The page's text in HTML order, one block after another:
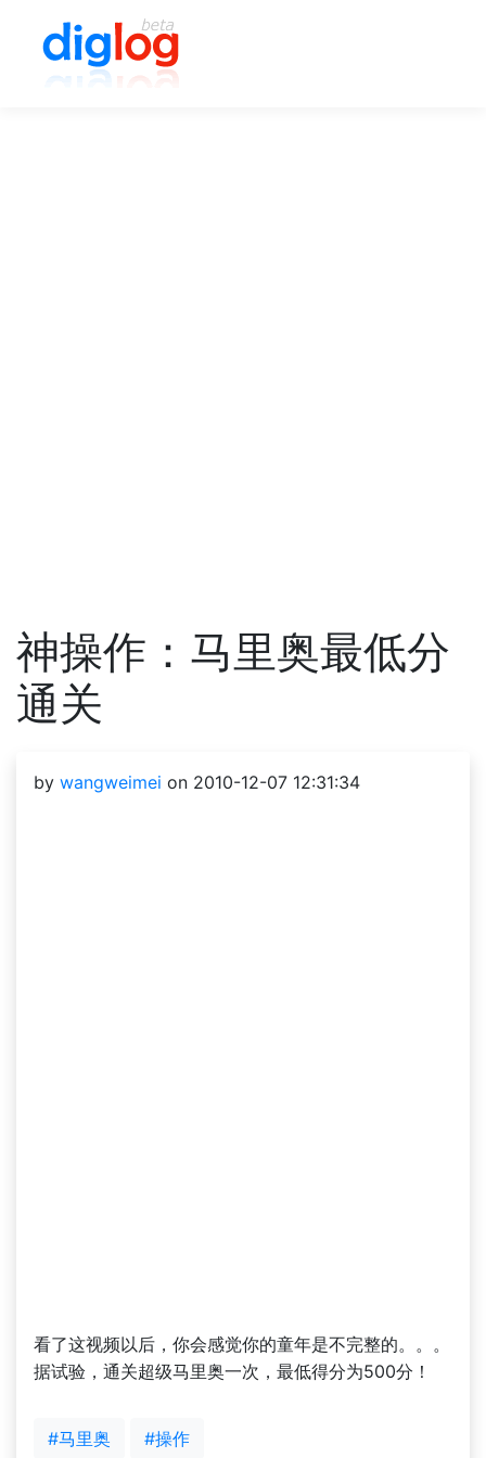
神操作：马里奥最低分
通关
by wangweimei on 2010-12-07 12:31:34
看了这视频以后，你会感觉你的童年是不完整的。。。
据试验，通关超级马里奥一次，最低得分为500分！
#马里奥 #操作